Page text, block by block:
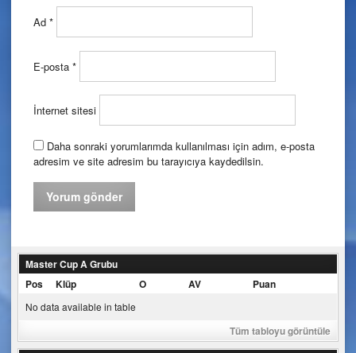
Ad *
E-posta *
İnternet sitesi
Daha sonraki yorumlarımda kullanılması için adım, e-posta
adresim ve site adresim bu tarayıcıya kaydedilsin.
Master Cup A Grubu
Pos
Klüp O AV Puan
No data available in table
Tüm tabloyu görüntüle